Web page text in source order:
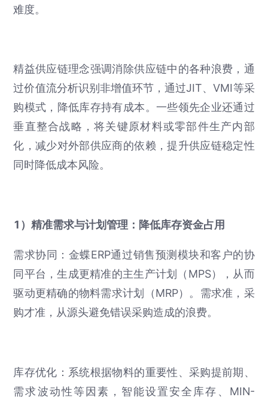
难度。
精益供应链理念强调消除供应链中的各种浪费，通
过价值流分析识别非增值环节，通过JIT、VMI等采
购模式，降低库存持有成本。一些领先企业还通过
垂直整合战略，将关键原材料或零部件生产内部
化，减少对外部供应商的依赖，提升供应链稳定性
同时降低成本风险。
1）精准需求与计划管理：降低库存资金占用
需求协同：金蝶ERP通过销售预测模块和客户的协
同平台，生成更精准的主生产计划（MPS），从而
驱动更精确的物料需求计划（MRP）。需求准，采
购才准，从源头避免错误采购造成的浪费。
库存优化：系统根据物料的重要性、采购提前期、
需求波动性等因素，智能设置安全库存、MIN-